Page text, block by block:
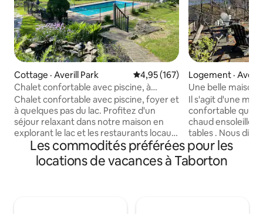
Cottage · Averill Park Note moyenne de 4,95 sur 5,
4,95 (167)
Chalet confortable avec piscine, à
distance de marche du lac
Chalet confortable avec piscine, foyer et
à quelques pas du lac. Profitez d'un
séjour relaxant dans notre maison en
explorant le lac et les restaurants locaux,
ou d'une escapade amusante en famille
à la piscine. À quelques minutes en
voiture de vos plaisirs d'hiver à Jiminy
Logement ·
Une belle maison
sur Burden Lake !
Il s'agit d'une
confortable qui
chaud ensoleillé
tables . Nous
recharge pour
pour le plaisir des
entrez dans un salon
Les commodités préférées pour les
locations de vacances à Taborton